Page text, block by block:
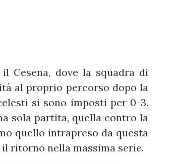
Cesena, dove la squadra di
al proprio percorso dopo la
si sono imposti per 0-3.
sola partita, quella contro la
quello intrapreso da questa
ritorno nella massima serie.